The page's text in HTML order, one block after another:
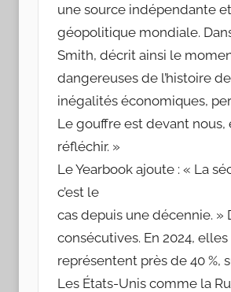
une source indépendante
géopolitique mondiale.
Smith, décrit ainsi le
dangereuses de l’histoire
inégalités économiques,
Le gouffre est devant
réfléchir. »
Le Yearbook ajoute : « La
c’est le
cas depuis une décennie.
consécutives. En 2024,
représentent près de 40 %,
Les États-Unis comme la